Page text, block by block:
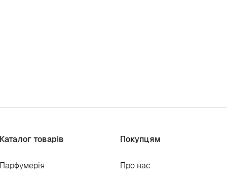
Каталог товарів
Парфумерія
Покупцям
Про нас